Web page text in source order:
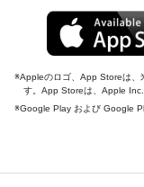
Appleのロゴ、App Storeは、
す。App Storeは、Apple Inc.
Google Play および Google